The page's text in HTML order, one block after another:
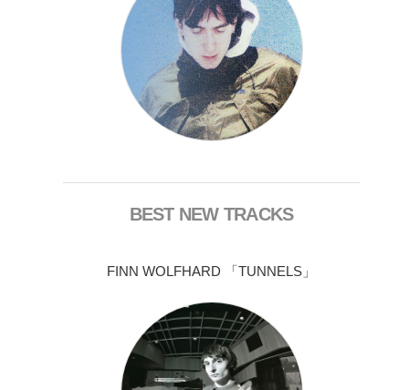
BEST NEW TRACKS
FINN WOLFHARD 「TUNNELS」